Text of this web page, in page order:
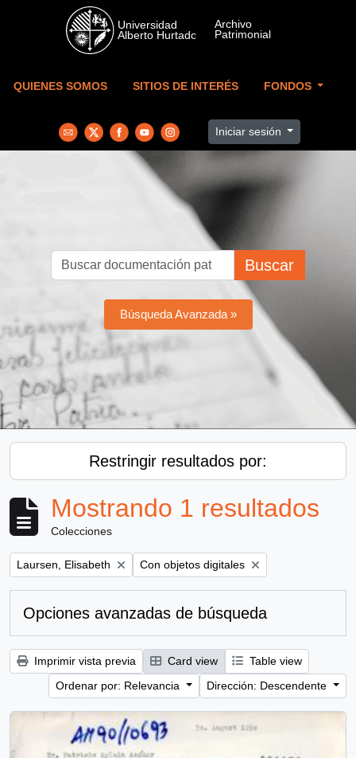
Skip to main content
QUIENES SOMOS SITIOS DE INTERÉS FONDOS
Iniciar sesión
Buscar
Búsqueda Avanzada »
Restringir resultados por:
Mostrando 1 resultados
Colecciones
Remove filter:
Laursen, Elisabeth Remove filter:
Con objetos digitales
Opciones avanzadas de búsqueda
Imprimir vista previa Card view
Table view
Ordenar por: Relevancia
Dirección: Descendente